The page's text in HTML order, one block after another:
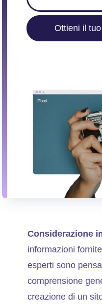
Ottieni il
Considerazione
informazioni
esperti sono
comprensione
creazione di un